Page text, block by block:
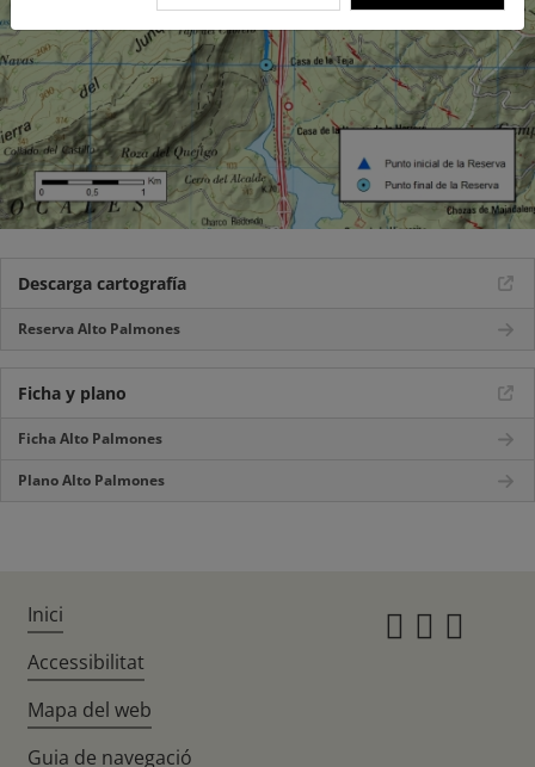
Descarga cartografía
Reserva Alto Palmones
Ficha y plano
Ficha Alto Palmones
Plano Alto Palmones
Inici
Accessibilitat
Mapa del web
Guia de navegació